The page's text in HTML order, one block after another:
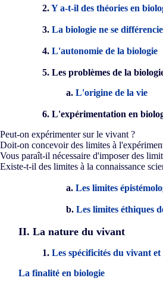
2.Y a-t-il des théories en
3. La biologie ne se
4. L'autonomie de la biologie
5. Les problèmes de la
a. L'origine de la vie
6. L'expérimentation en
on expérimenter sur le vivant ?
on concevoir des limites à
paraît-il nécessaire d'imposer des
t-il des limites à la connaissance
a. Les limites
b. Les limites éthiques
II. La nature du vivant
1. Les spécificités du vivant et
La finalité en biologie